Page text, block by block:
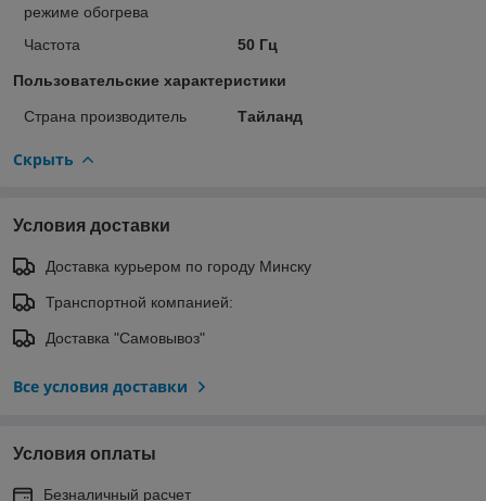
режиме обогрева
Частота 50 Гц
Пользовательские характеристики
Страна производитель Тайланд
Скрыть
Условия доставки
Доставка курьером по городу Минску
Транспортной компанией:
Доставка "Самовывоз"
Все условия доставки
Условия оплаты
Безналичный расчет